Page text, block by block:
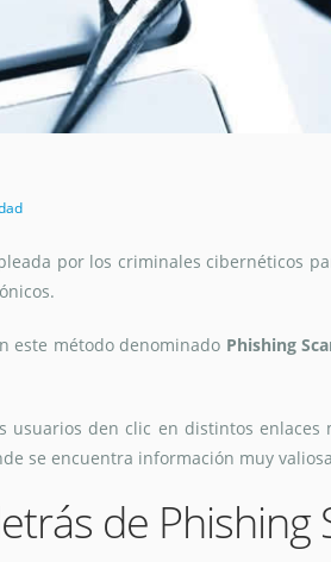
por los criminales cibernéticos
este método denominado Phishing
usuarios den clic en distintos enlaces
se encuentra información muy
de Phishing